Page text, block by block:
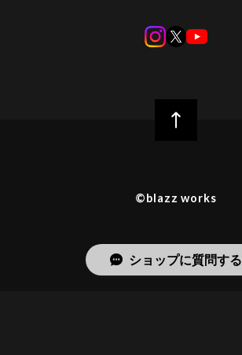
©︎blazz works
ショップに質問する